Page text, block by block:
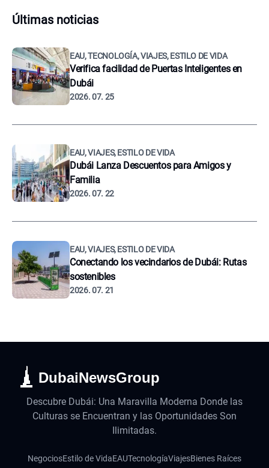
Últimas noticias
EAU, TECNOLOGÍA, VIAJES, ESTILO DE VIDA
Verifica facilidad de Puertas Inteligentes en
Dubái
2026. 07. 25
EAU, VIAJES, ESTILO DE VIDA
Dubái Lanza Descuentos para Amigos y
Familia
2026. 07. 22
EAU, VIAJES, ESTILO DE VIDA
Conectando los vecindarios de Dubái: Rutas
sostenibles
2026. 07. 21
DubaiNewsGroup
Descubre Dubái: Una Maravilla Moderna Donde las
Culturas se Encuentran y las Oportunidades Son
Ilimitadas.
NegociosEstilo de VidaEAUTecnologíaViajesBienes Raíces